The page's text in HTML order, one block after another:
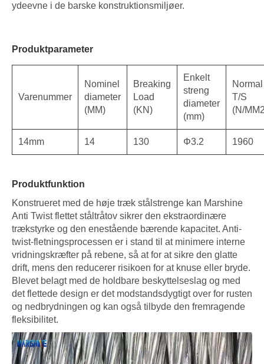
ydeevne i de barske konstruktionsmiljøer.
Produktparameter
Varenummer
Nominel
diameter
(MM)
Breaking
Load
(KN)
Enkelt
streng
diameter
(mm)
Normal
T/S
(N/
14mm 14 130 Φ3.2 1960
Produktfunktion
Konstrueret med de høje træk stålstrenge kan Marshine
Anti Twist flettet ståltråtov sikrer den ekstraordinære
trækstyrke og den enestående bærende kapacitet. Anti-
twist-fletningsprocessen er i stand til at minimere interne
vridningskræfter på rebene, så at for at sikre den glatte
drift, mens den reducerer risikoen for at knuse eller bryde.
Blevet belagt med de holdbare beskyttelseslag og med
det flettede design er det modstandsdygtigt over for rusten
og nedbrydningen og kan også tilbyde den fremragende
fleksibilitet.